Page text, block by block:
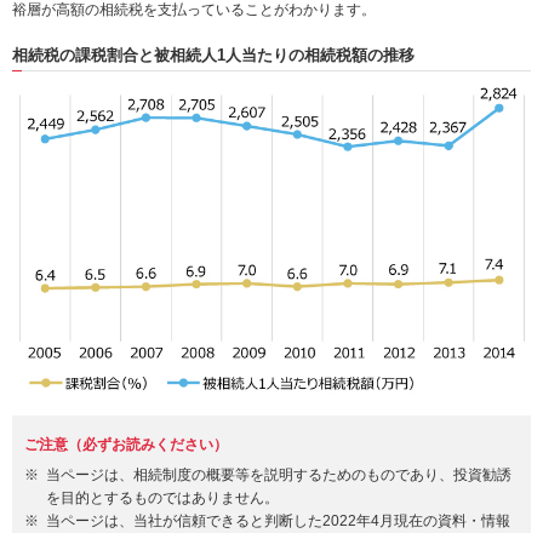
裕層が高額の相続税を支払っていることがわかります。
相続税の課税割合と被相続人1人当たりの相続税額の推移
ご注意（必ずお読みください）
当ページは、相続制度の概要等を説明するためのものであり、投資勧誘
を目的とするものではありません。
当ページは、当社が信頼できると判断した2022年4月現在の資料・情報